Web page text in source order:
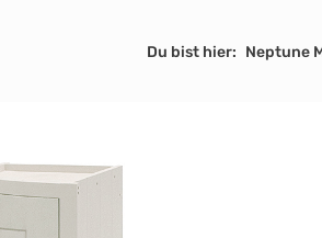
Du bist hier: Neptune